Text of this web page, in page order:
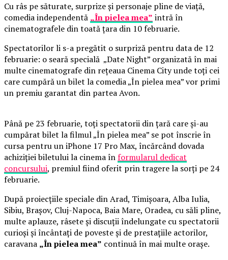
Cu râs pe săturate, surprize și personaje pline de viață,
comedia independentă „În pielea mea” intră în
cinematografele din toată țara din 10 februarie.
Spectatorilor li s-a pregătit o surpriză pentru data de 12
februarie: o seară specială „Date Night” organizată în mai
multe cinematografe din rețeaua Cinema City unde toți cei
care cumpără un bilet la comedia „În pielea mea” vor primi
un premiu garantat din partea Avon.
Până pe 23 februarie, toți spectatorii din țară care și-au
cumpărat bilet la filmul „În pielea mea” se pot înscrie în
cursa pentru un iPhone 17 Pro Max, încărcând dovada
achiziției biletului la cinema înformularul dedicat
concursului, premiul fiind oferit prin tragere la sorți pe 24
februarie.
După proiecțiile speciale din Arad, Timișoara, Alba Iulia,
Sibiu, Brașov, Cluj-Napoca, Baia Mare, Oradea, cu săli pline,
multe aplauze, râsete și discuții îndelungate cu spectatorii
curioși și încântați de poveste și de prestațiile actorilor,
caravana „În pielea mea” continuă în mai multe orașe.